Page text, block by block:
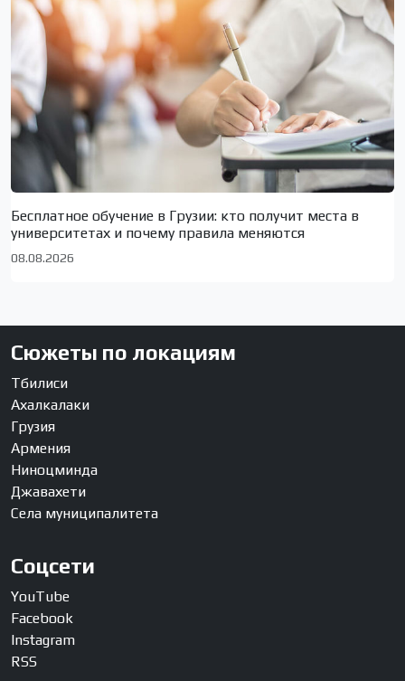
Бесплатное обучение в Грузии: кто получит места в
университетах и почему правила меняются
08.08.2026
Сюжеты по локациям
Тбилиси
Ахалкалаки
Грузия
Армения
Ниноцминда
Джавахети
Села муниципалитета
Соцсети
YouTube
Facebook
Instagram
RSS